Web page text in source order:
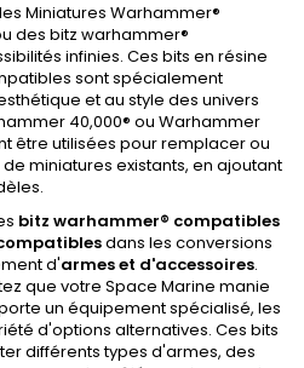
Miniatures Warhammer®
des bitz warhammer®
infinies. Ces bits en résine
sont spécialement
et au style des univers
40,000® ou Warhammer
être utilisées pour remplacer ou
miniatures existants, en ajoutant
bitz warhammer® compatibles
dans les conversions
d'armes et d'accessoires.
que votre Space Marine manie
un équipement spécialisé, les
d'options alternatives. Ces bits
différents types d'armes, des